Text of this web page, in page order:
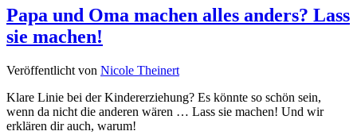
Papa und Oma machen alles anders? Lass
sie machen!
Veröffentlicht von Nicole Theinert
Klare Linie bei der Kindererziehung? Es könnte so schön sein,
wenn da nicht die anderen wären … Lass sie machen! Und wir
erklären dir auch, warum!